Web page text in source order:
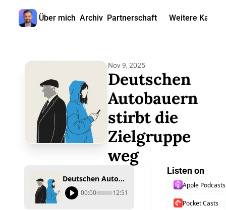
Über mich Archiv Partnerschaft Weitere Kanäle
Nov 9, 2025
Deutschen
Autobauern
stirbt die
Zielgruppe
weg
Deutschen Autobauern stirbt die Zielgruppe weg
00:00 12:51
Listen on
Apple Podcasts
Pocket Casts